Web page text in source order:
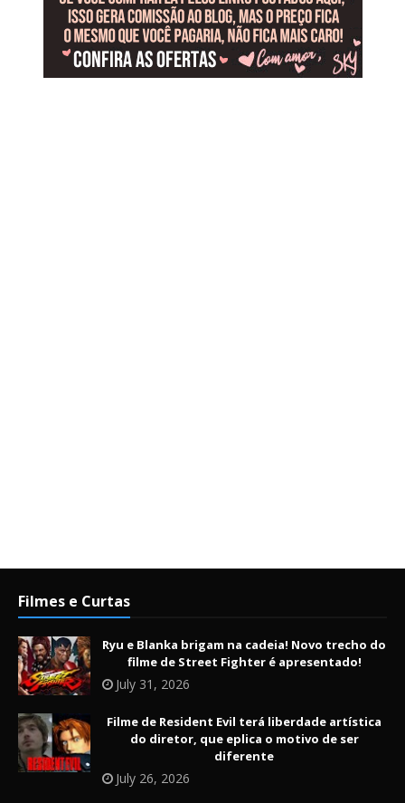
Filmes e Curtas
Ryu e Blanka brigam na cadeia! Novo trecho do
filme de Street Fighter é apresentado!
July 31, 2026
Filme de Resident Evil terá liberdade artística
do diretor, que eplica o motivo de ser
diferente
July 26, 2026